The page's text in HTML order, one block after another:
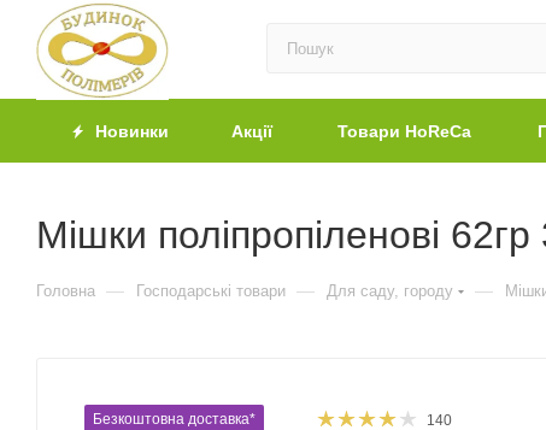
Новинки Акції Товари HoReCa
Мішки поліпропіленові
Головна — Господарські товари — Для саду, городу —
Безкоштовна доставка* 140